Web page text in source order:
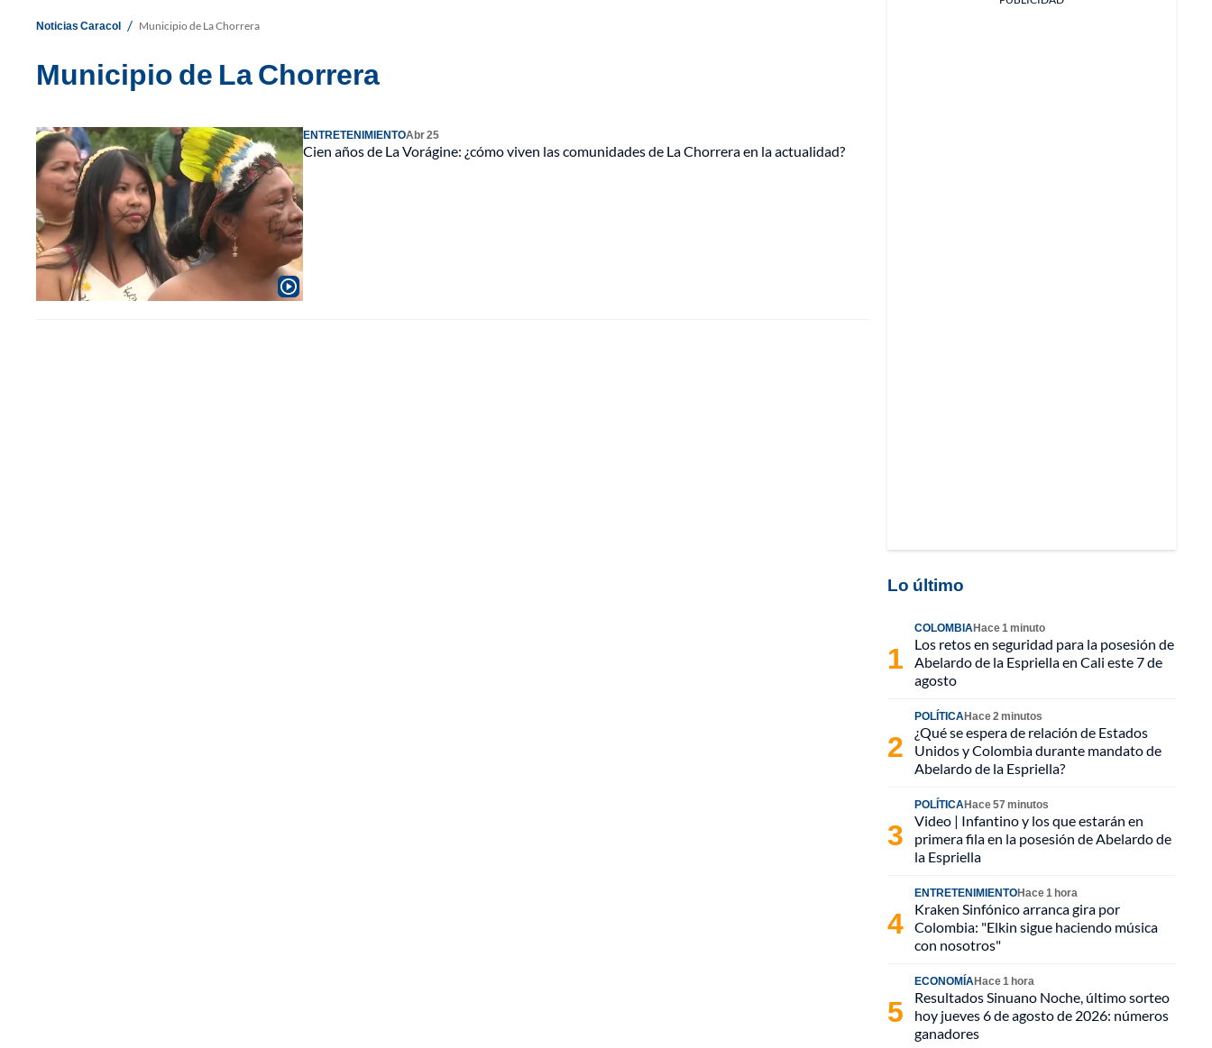
Noticias Caracol / Municipio de La Chorrera
Municipio de La Chorrera
ENTRETENIMIENTOAbr 25
Cien años de La Vorágine: ¿cómo viven las comunidades de La Chorrera en la actualidad?
Lo último
COLOMBIAHace 1 minuto
Los retos en seguridad para la posesión de
Abelardo de la Espriella en Cali este 7 de
agosto
POLÍTICAHace 2 minutos
¿Qué se espera de relación de Estados
Unidos y Colombia durante mandato de
Abelardo de la Espriella?
POLÍTICAHace 57 minutos
Video | Infantino y los que estarán en
primera fila en la posesión de Abelardo de
la Espriella
ENTRETENIMIENTOHace 1 hora
Kraken Sinfónico arranca gira por
Colombia: "Elkin sigue haciendo música
con nosotros"
ECONOMÍAHace 1 hora
Resultados Sinuano Noche, último sorteo
hoy jueves 6 de agosto de 2026: números
ganadores